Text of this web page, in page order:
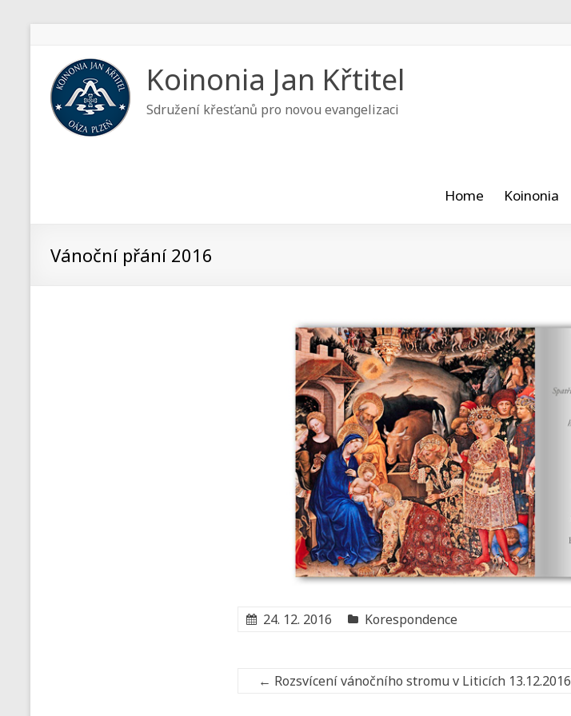
Koinonia Jan Křtitel
Sdružení křesťanů pro novou evangelizaci
Home Koinonia
Vánoční přání 2016
24. 12. 2016 Korespondence
← Rozsvícení vánočního stromu v Liticích 13.12.2016